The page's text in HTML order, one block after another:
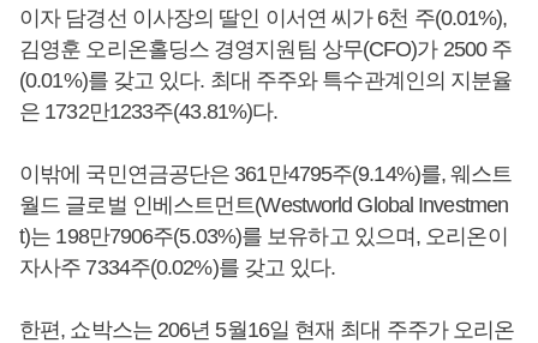
이자 담경선 이사장의 딸인 이서연 씨가 6천 주(0.01%),
김영훈 오리온홀딩스 경영지원팀 상무(CFO)가 2500 주
(0.01%)를 갖고 있다. 최대 주주와 특수관계인의 지분율
은 1732만1233주(43.81%)다.
이밖에 국민연금공단은 361만4795주(9.14%)를, 웨스트
월드 글로벌 인베스트먼트(Westworld Global Investmen
t)는 198만7906주(5.03%)를 보유하고 있으며, 오리온이
자사주 7334주(0.02%)를 갖고 있다.
한편, 쇼박스는 206년 5월16일 현재 최대 주주가 오리온